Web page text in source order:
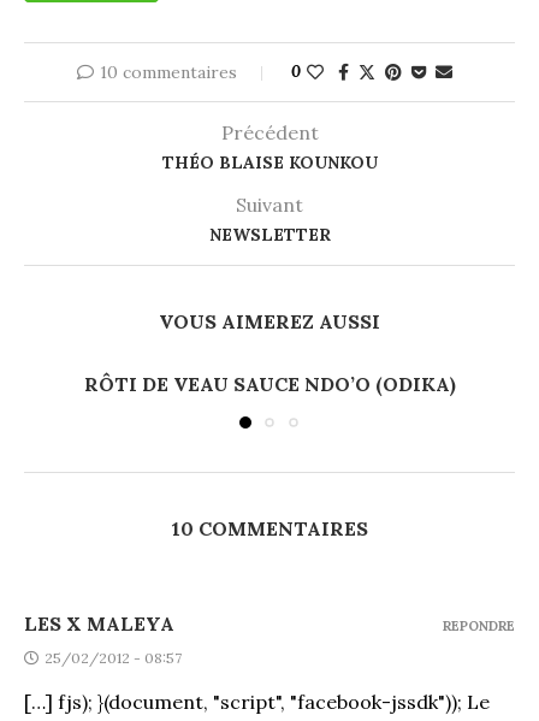
10 commentaires 0
Précédent
THÉO BLAISE KOUNKOU
Suivant
NEWSLETTER
VOUS AIMEREZ AUSSI
RÔTI DE VEAU SAUCE NDO’O (ODIKA)
10 COMMENTAIRES
LES X MALEYA
25/02/2012 - 08:57
[…] fjs); }(document, "script", "facebook-jssdk")); Le
REPONDRE